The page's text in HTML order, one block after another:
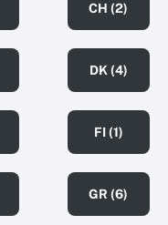
CH (2)
DK (4)
FI (1)
GR (6)